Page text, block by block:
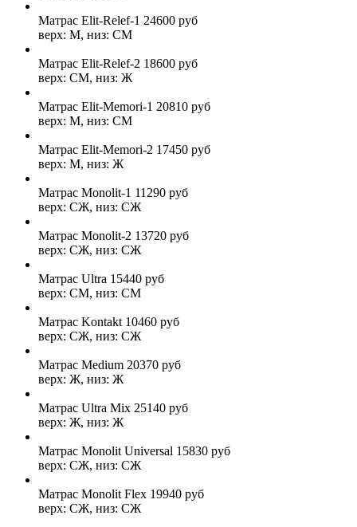
Матрас Elit-Relef-1 24600 руб
верх: М, низ: СМ
Матрас Elit-Relef-2 18600 руб
верх: СМ, низ: Ж
Матрас Elit-Memori-1 20810 руб
верх: М, низ: СМ
Матрас Elit-Memori-2 17450 руб
верх: М, низ: Ж
Матрас Monolit-1 11290 руб
верх: СЖ, низ: СЖ
Матрас Monolit-2 13720 руб
верх: СЖ, низ: СЖ
Матрас Ultra 15440 руб
верх: СМ, низ: СМ
Матрас Kontakt 10460 руб
верх: СЖ, низ: СЖ
Матрас Medium 20370 руб
верх: Ж, низ: Ж
Матрас Ultra Mix 25140 руб
верх: Ж, низ: Ж
Матрас Monolit Universal 15830 руб
верх: СЖ, низ: СЖ
Матрас Monolit Flex 19940 руб
верх: СЖ, низ: СЖ